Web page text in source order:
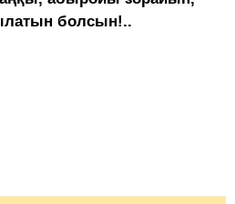
бол­сын!..